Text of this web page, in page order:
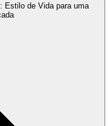
Estilo de Vida para uma